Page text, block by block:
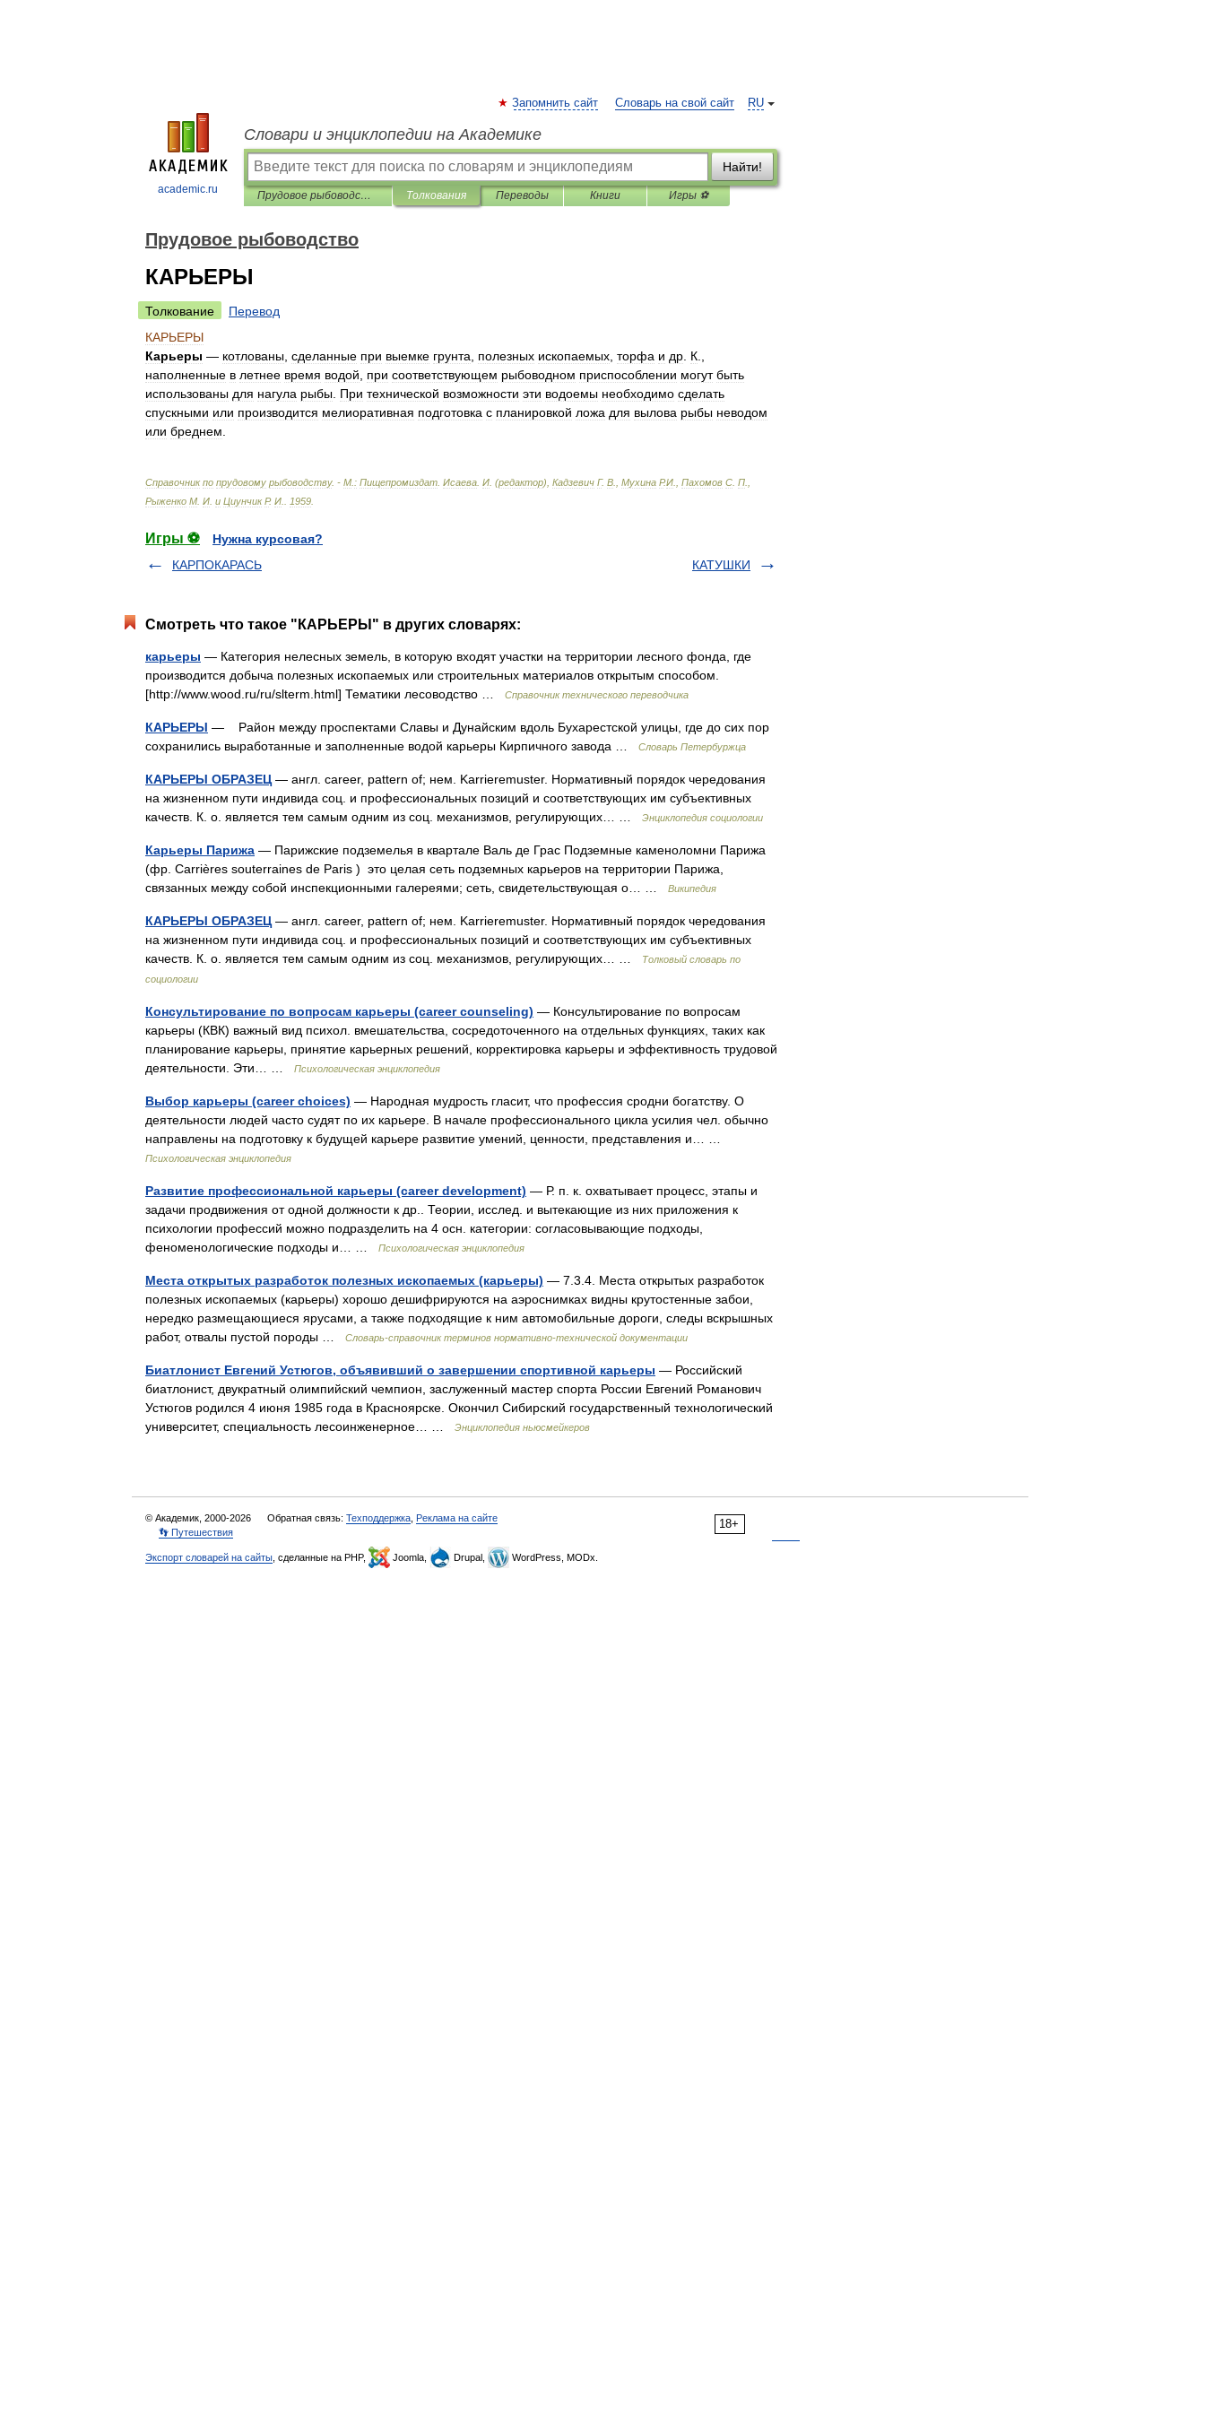
academic.ru
RU
Запомнить сайт Словарь на свой сайт
Словари и энциклопедии на Академике
Найти!
Прудовое рыбоводство Толкования Переводы Книги Игры ⚽
Прудовое рыбоводство
КАРЬЕРЫ
Толкование
Перевод
КАРЬЕРЫ
Карьеры — котлованы сделанные при выемке грунта полезных ископаемых торфа и др К
наполненные в летнее время водой при соответствующем рыбоводном приспособлении могут быть
использованы для нагула рыбы При технической возможности эти водоемы необходимо сделать
спускными или производится мелиоративная подготовка с планировкой ложа для вылова рыбы неводом
или бреднем
Справочник по прудовому рыбоводству. - М : Пищепромиздат Исаева И . (редактор), Кадзевич Г. В Мухина Р.И Пахомов С П
Рыженко М И и Циунчик Р. И 1959
Игры ⚽
Нужна курсовая?
КАРПОКАРАСЬ
КАТУШКИ
Смотреть что такое "КАРЬЕРЫ" в других словарях:
карьеры — Категория нелесных земель, в которую входят участки на территории лесного фонда, где
производится добыча полезных ископаемых или строительных материалов открытым способом.
[http://www.wood.ru/ru/slterm.html] Тематики лесоводство …
Справочник технического переводчика
КАРЬЕРЫ — Район между проспектами Славы и Дунайским вдоль Бухарестской улицы, где до сих пор
сохранились выработанные и заполненные водой карьеры Кирпичного завода …
Словарь Петербуржца
КАРЬЕРЫ ОБРАЗЕЦ — англ. career, pattern of; нем. Karrieremuster. Нормативный порядок чередования
на жизненном пути индивида соц. и профессиональных позиций и соответствующих им субъективных
качеств. К. о. является тем самым одним из соц. механизмов, регулирующих… …
Энциклопедия социологии
Карьеры Парижа — Парижские подземелья в квартале Валь де Грас Подземные каменоломни Парижа
(фр. Carrières souterraines de Paris ) это целая сеть подземных карьеров на территории Парижа,
связанных между собой инспекционными галереями; сеть, свидетельствующая о… …
Википедия
КАРЬЕРЫ ОБРАЗЕЦ — англ. career, pattern of; нем. Karrieremuster. Нормативный порядок чередования
на жизненном пути индивида соц. и профессиональных позиций и соответствующих им субъективных
качеств. К. о. является тем самым одним из соц. механизмов, регулирующих… …
Толковый словарь по
социологии
Консультирование по вопросам карьеры (career counseling) — Консультирование по вопросам
карьеры (КВК) важный вид психол. вмешательства, сосредоточенного на отдельных функциях, таких как
планирование карьеры, принятие карьерных решений, корректировка карьеры и эффективность трудовой
деятельности. Эти… …
Психологическая энциклопедия
Выбор карьеры (career choices) — Народная мудрость гласит, что профессия сродни богатству. О
деятельности людей часто судят по их карьере. В начале профессионального цикла усилия чел. обычно
направлены на подготовку к будущей карьере развитие умений, ценности, представления и… …
Психологическая энциклопедия
Развитие профессиональной карьеры (career development) — Р. п. к. охватывает процесс, этапы и
задачи продвижения от одной должности к др.. Теории, исслед. и вытекающие из них приложения к
психологии профессий можно подразделить на 4 осн. категории: согласовывающие подходы,
феноменологические подходы и… …
Психологическая энциклопедия
Места открытых разработок полезных ископаемых (карьеры) — 7.3.4. Места открытых разработок
полезных ископаемых (карьеры) хорошо дешифрируются на аэроснимках видны крутостенные забои,
нередко размещающиеся ярусами, а также подходящие к ним автомобильные дороги, следы вскрышных
работ, отвалы пустой породы …
Словарь-справочник терминов нормативно-технической документации
Биатлонист Евгений Устюгов, объявивший о завершении спортивной карьеры — Российский
биатлонист, двукратный олимпийский чемпион, заслуженный мастер спорта России Евгений Романович
Устюгов родился 4 июня 1985 года в Красноярске. Окончил Сибирский государственный технологический
университет, специальность лесоинженерное… …
Энциклопедия ньюсмейкеров
18+
© Академик, 2000-2026 Обратная связь: Техподдержка Реклама на сайте
👣 Путешествия
Экспорт словарей на сайты , сделанные на PHP, Joomla, Drupal, WordPress, MODx.